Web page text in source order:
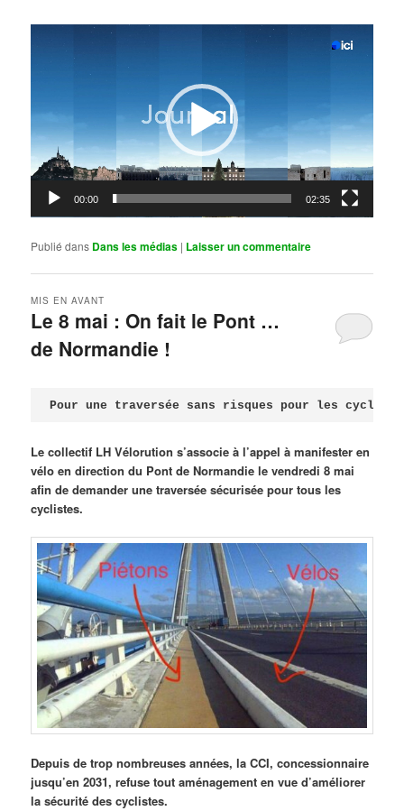
00:00 02:35
Publié dans Dans les médias | Laisser un commentaire
Le 8 mai : On fait le Pont …
de Normandie !
MIS EN AVANT
Pour une traversée sans risques pour les
Le collectif LH Vélorution s’associe à l’appel à manifester en
vélo en direction du Pont de Normandie le vendredi 8 mai
afin de demander une traversée sécurisée pour tous les
cyclistes.
Depuis de trop nombreuses années, la CCI, concessionnaire
jusqu’en 2031, refuse tout aménagement en vue d’améliorer
la sécurité des cyclistes.